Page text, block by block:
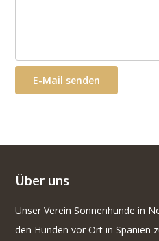
E-Mail senden
Über uns
Unser Verein Sonnenhunde in
den Hunden vor Ort in Spanien